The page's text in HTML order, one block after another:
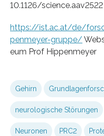
10.1126/science.aav2522
https://ist.ac.at/de/
penmeyer-gruppe/
eum Prof Hippenmeyer
Gehirn
neurologische Störungen
Neuronen PRC2